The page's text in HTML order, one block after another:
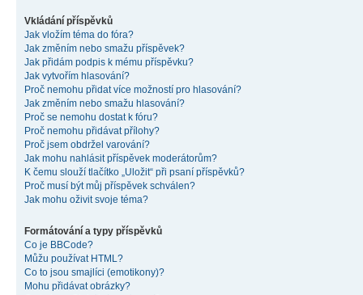
Vkládání příspěvků
Jak vložím téma do fóra?
Jak změním nebo smažu příspěvek?
Jak přidám podpis k mému příspěvku?
Jak vytvořím hlasování?
Proč nemohu přidat více možností pro hlasování?
Jak změním nebo smažu hlasování?
Proč se nemohu dostat k fóru?
Proč nemohu přidávat přílohy?
Proč jsem obdržel varování?
Jak mohu nahlásit příspěvek moderátorům?
K čemu slouží tlačítko „Uložit“ při psaní příspěvků?
Proč musí být můj příspěvek schválen?
Jak mohu oživit svoje téma?
Formátování a typy příspěvků
Co je BBCode?
Můžu používat HTML?
Co to jsou smajlíci (emotikony)?
Mohu přidávat obrázky?